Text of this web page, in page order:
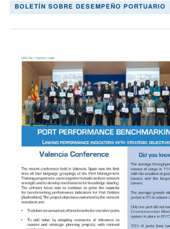
BOLETÍN SOBRE DESEMPEÑO PORTUARIO